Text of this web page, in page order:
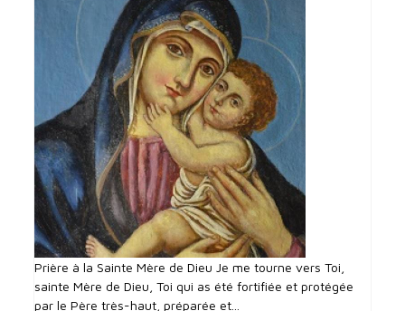
Prière à la Sainte Mère de Dieu Je me tourne vers Toi,
sainte Mère de Dieu, Toi qui as été fortifiée et protégée
par le Père très-haut, préparée et...